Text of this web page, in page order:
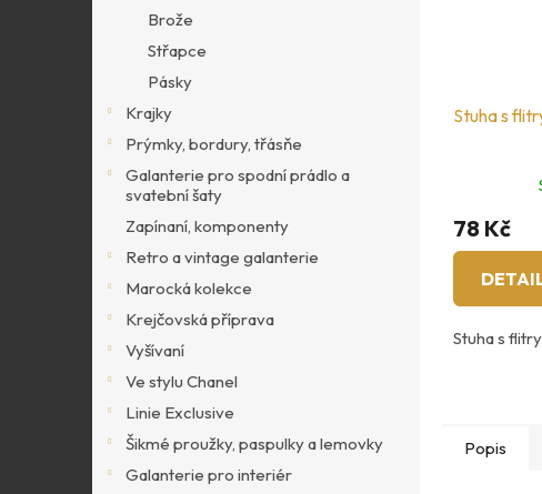
Brože
Střapce
Pásky
Krajky
Prýmky, bordury, třásňe
Galanterie pro spodní prádlo a
svatební šaty
Zapínaní, komponenty
Retro a vintage galanterie
Marocká kolekce
Krejčovská příprava
Vyšívaní
Ve stylu Chanel
Linie Exclusive
Šikmé proužky, paspulky a lemovky
Galanterie pro interiér
Stuha s
78 Kč
Stuha s
Popis